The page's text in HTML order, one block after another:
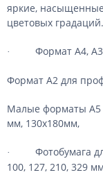
яркие,
цветовых градаций.
· Формат А4,
Формат А2 для
Малые форматы А5
мм, 130х180мм,
·
Фотобумага
100, 127, 210, 329